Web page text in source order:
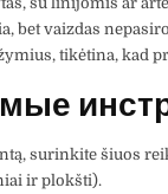
bet vaizdas
tikėtina, kad
surinkite šiuos
ir plokšti).